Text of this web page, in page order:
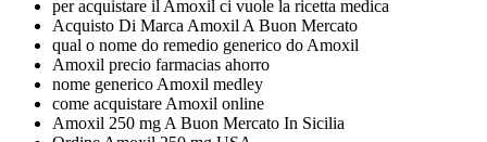
per acquistare il Amoxil ci vuole la ricetta medica
Acquisto Di Marca Amoxil A Buon Mercato
qual o nome do remedio generico do Amoxil
Amoxil precio farmacias ahorro
nome generico Amoxil medley
come acquistare Amoxil online
Amoxil 250 mg A Buon Mercato In Sicilia